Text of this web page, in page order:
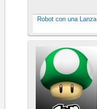
Robot con una Lanza